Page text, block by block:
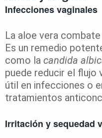
Infecciones vaginales
La aloe vera
Es un remedio
como la candida
puede reducir el flujo
útil en infecciones o
tratamientos
Irritación y sequedad